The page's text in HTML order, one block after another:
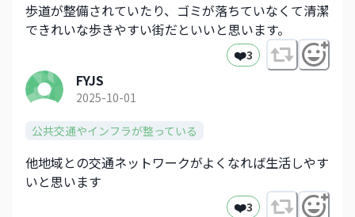
歩道が整備されていたり、ゴミが落ちていなくて清潔
できれいな歩きやすい街だといいと思います。
❤️3
FYJS
2025-10-01
公共交通やインフラが整っている
他地域との交通ネットワークがよくなれば生活しやす
いと思います
❤️3